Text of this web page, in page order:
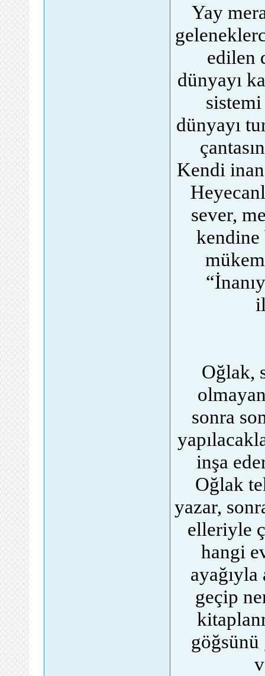
Yay
edilen
dünyayı
dünyayı
Kendi
sever,
Oğlak,
sonra
inşa
Oğlak
yazar,
elleriyle
hangi
geçip
göğsünü